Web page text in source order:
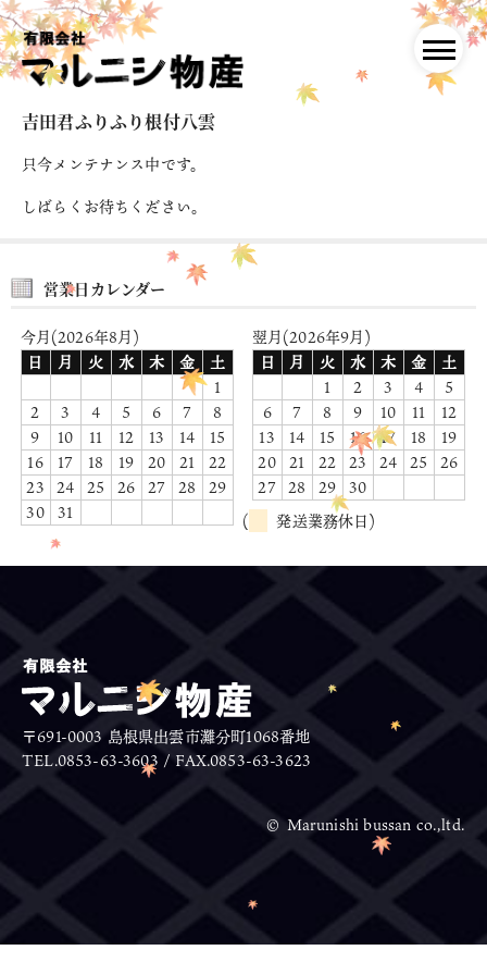
吉田君ふりふり根付八雲
只今メンテナンス中です。
しばらくお待ちください。
営業日カレンダー
今月(2026年8月)
日
月 火 水 木 金
土
1
2
3 4 5 6 7
8
9
10 11 12 13 14
15
16
17 18 19 20 21
22
23 24 25 26 27 28
29
30 31
翌月(2026年9月)
日
月 火 水 木 金
土
1
2 3 4
5
6
7 8 9 10 11
12
13
14 15 16 17 18
19
20 21 22 23 24 25
26
27 28 29 30
(
発送業務休日)
〒691-0003 島根県出雲市灘分町1068番地
TEL.0853-63-3603 / FAX.0853-63-3623
© Marunishi bussan co.,ltd.